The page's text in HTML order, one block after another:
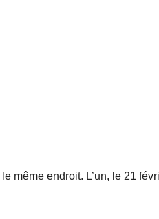
même endroit. L’un, le 21